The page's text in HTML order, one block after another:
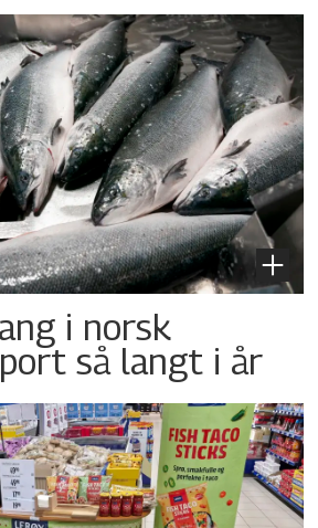
i norsk
så langt i år